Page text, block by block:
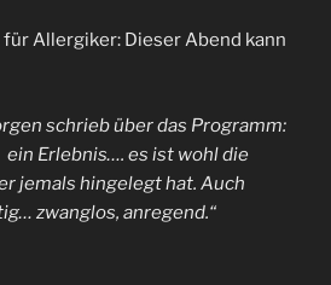
Allergiker: Dieser Abend kann
schrieb über das Programm:
Erlebnis…. es ist wohl die
jemals hingelegt hat. Auch
zwanglos, anregend.“